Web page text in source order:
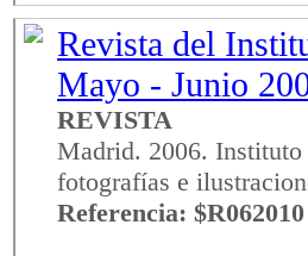
Revista del
Mayo - Junio
REVISTA
Madrid. 2006. Instituto
fotografías e
Referencia: $R062010